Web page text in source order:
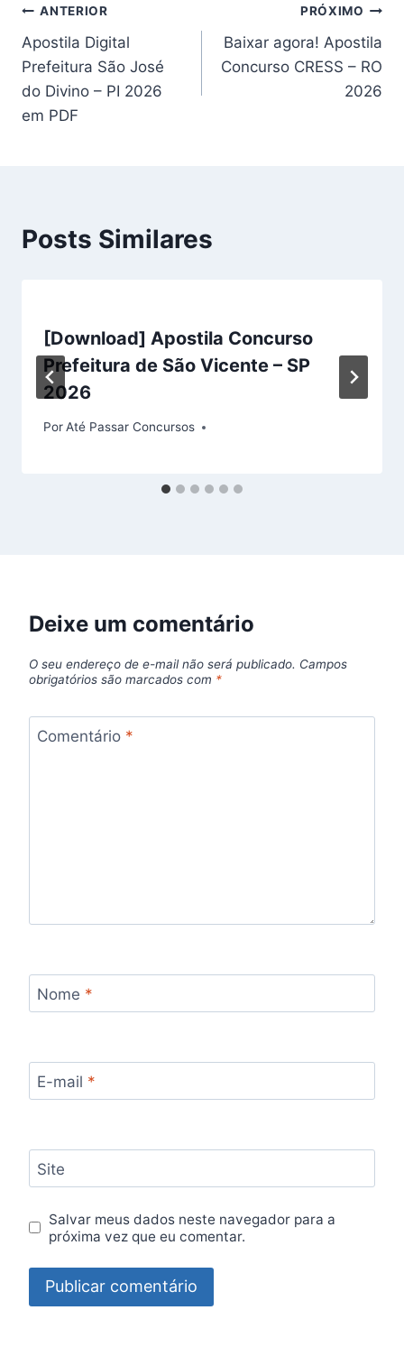
Navegação
de
Post
ANTERIOR
Apostila Digital
Prefeitura São José
do Divino – PI 2026
em PDF
PRÓXIMO
Baixar agora! Apostila
Concurso CRESS – RO
2026
Posts Similares
[Download] Apostila Concurso
Prefeitura de São Vicente – SP
2026
PorAté Passar Concursos
Deixe um comentário
O seu endereço de e-mail não será publicado. Campos
obrigatórios são marcados com *
Comentário *
Nome *
E-mail *
Site
Salvar meus dados neste navegador para a
próxima vez que eu comentar.